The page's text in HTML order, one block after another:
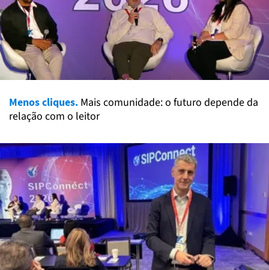
Menos cliques. Mais comunidade: o futuro depende da
relação com o leitor